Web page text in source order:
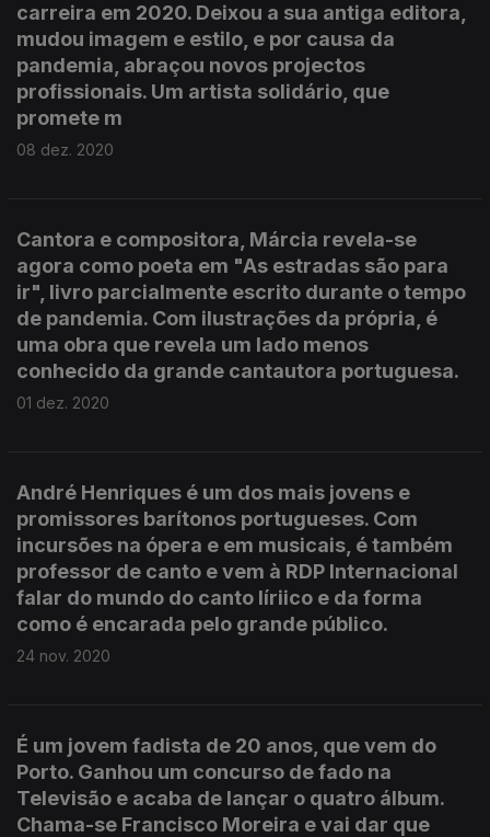
carreira em 2020. Deixou a sua antiga editora,
mudou imagem e estilo, e por causa da
pandemia, abraçou novos projectos
profissionais. Um artista solidário, que
promete m
08 dez. 2020
Cantora e compositora, Márcia revela-se
agora como poeta em "As estradas são para
ir", livro parcialmente escrito durante o tempo
de pandemia. Com ilustrações da própria, é
uma obra que revela um lado menos
conhecido da grande cantautora portuguesa.
01 dez. 2020
André Henriques é um dos mais jovens e
promissores barítonos portugueses. Com
incursões na ópera e em musicais, é também
professor de canto e vem à RDP Internacional
falar do mundo do canto líriico e da forma
como é encarada pelo grande público.
24 nov. 2020
É um jovem fadista de 20 anos, que vem do
Porto. Ganhou um concurso de fado na
Televisão e acaba de lançar o quatro álbum.
Chama-se Francisco Moreira e vai dar que